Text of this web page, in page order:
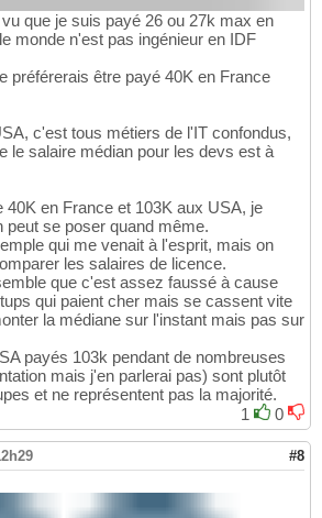
que je suis payé 26 ou 27k max en
monde n'est pas ingénieur en IDF
préférerais être payé 40K en France
c'est tous métiers de l'IT confondus,
le salaire médian pour les devs est à
40K en France et 103K aux USA, je
peut se poser quand même.
qui me venait à l'esprit, mais on
les salaires de licence.
que c'est assez faussé à cause
qui paient cher mais se cassent vite
la médiane sur l'instant mais pas sur
payés 103k pendant de nombreuses
mais j'en parlerai pas) sont plutôt
et ne représentent pas la majorité.
1
0
#8